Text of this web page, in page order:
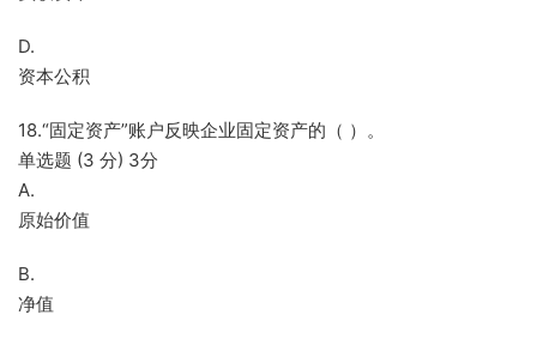
D.
资本公积
18.“固定资产”账户反映企业固定资产的（ ）。
单选题 (3 分) 3分
A.
原始价值
B.
净值